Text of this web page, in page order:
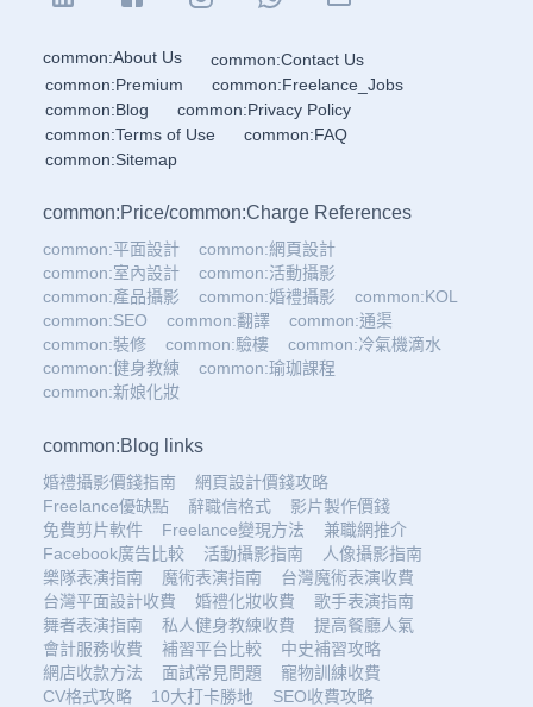
common:About Us
common:Contact Us
common:Premium
common:Freelance_Jobs
common:Blog
common:Privacy Policy
common:Terms of Use
common:FAQ
common:Sitemap
common:Price/common:Charge References
common:平面設計
common:網頁設計
common:室內設計
common:活動攝影
common:產品攝影
common:婚禮攝影
common:KOL
common:SEO
common:翻譯
common:通渠
common:裝修
common:驗樓
common:冷氣機滴水
common:健身教練
common:瑜珈課程
common:新娘化妝
common:Blog links
婚禮攝影價錢指南
網頁設計價錢攻略
Freelance優缺點
辭職信格式
影片製作價錢
免費剪片軟件
Freelance變現方法
兼職網推介
Facebook廣告比較
活動攝影指南
人像攝影指南
樂隊表演指南
魔術表演指南
台灣魔術表演收費
台灣平面設計收費
婚禮化妝收費
歌手表演指南
舞者表演指南
私人健身教練收費
提高餐廳人氣
會計服務收費
補習平台比較
中史補習攻略
網店收款方法
面試常見問題
寵物訓練收費
CV格式攻略
10大打卡勝地
SEO收費攻略